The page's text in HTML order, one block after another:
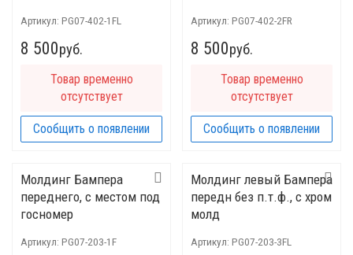
Артикул: PG07-402-1FL
8 500руб.
Товар временно
отсутствует
Сообщить о появлении
Артикул: PG07-402-2FR
8 500руб.
Товар временно
отсутствует
Сообщить о появлении
Молдинг Бампера
переднего, с местом под
госномер
Артикул: PG07-203-1F
Молдинг левый Бампера
передн без п.т.ф., с хром
молд
Артикул: PG07-203-3FL